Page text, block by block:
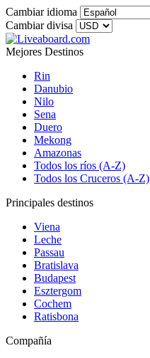
Cambiar idioma
Cambiar divisa
Mejores Destinos
Rin
Danubio
Nilo
Sena
Duero
Mekong
Amazonas
Todos los ríos (A-Z)
Todos los Cruceros (A-Z)
Principales destinos
Viena
Leche
Passau
Bratislava
Budapest
Esztergom
Cochem
Ratisbona
Compañía